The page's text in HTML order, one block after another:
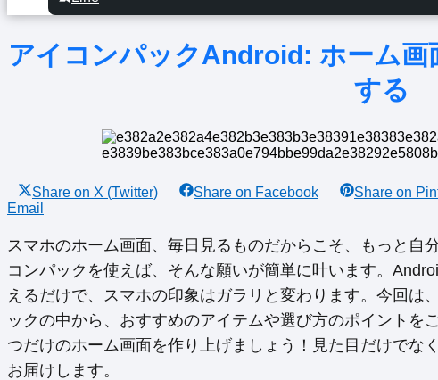
アイコンパックAndroid: ホーム
する
Share on X (Twitter) Share on Facebook Share on
Email
スマホのホーム画面、毎日見るものだからこそ、もっと自
コンパックを使えば、そんな願いが簡単に叶います。
えるだけで、スマホの印象はガラリと変わります。今回は
ックの中から、おすすめのアイテムや選び方のポイントを
つだけのホーム画面を作り上げましょう！見た目だけでな
お届けします。